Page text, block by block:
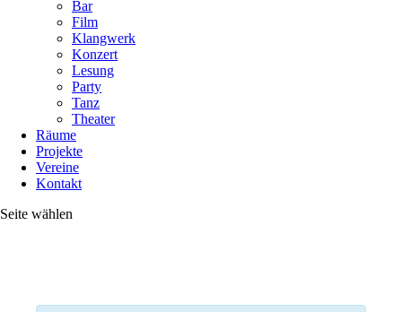
Bar
Film
Klangwerk
Konzert
Lesung
Party
Tanz
Theater
Räume
Projekte
Vereine
Kontakt
Seite wählen